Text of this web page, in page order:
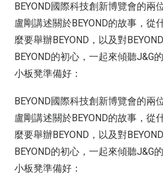
BEYOND國際科技創新博覽會的兩
盧剛講述關於BEYOND的故事，從
麼要舉辦BEYOND，以及對
BEYOND的初心，一起來傾聽J&G
小板凳準備好：
BEYOND國際科技創新博覽會的兩
盧剛講述關於BEYOND的故事，從
麼要舉辦BEYOND，以及對
BEYOND的初心，一起來傾聽J&G
小板凳準備好：